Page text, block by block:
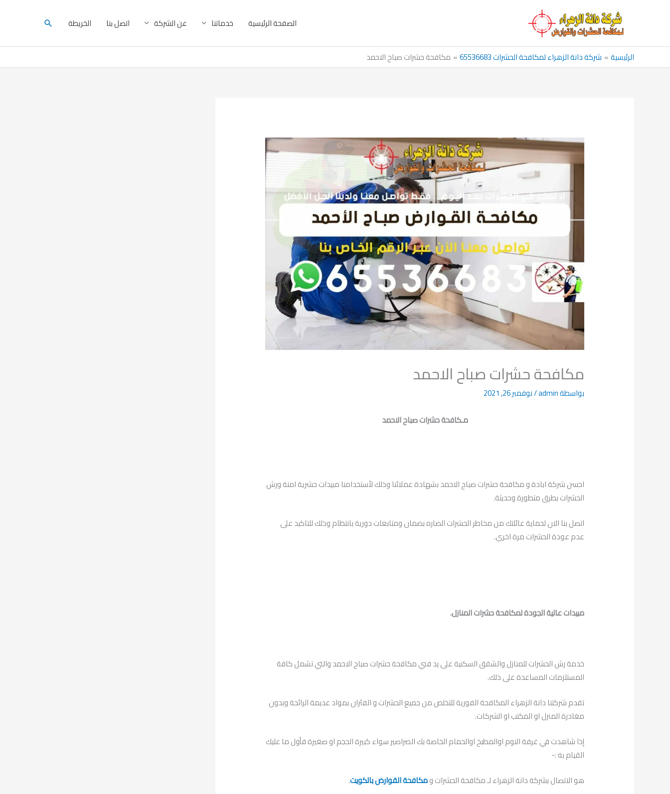
الصفحة الرئيسية خدماتنا عن الشركة اتصل بنا الخريطة البحث
الرئيسية شركة دانة الزهراء لمكافحة الحشرات 65536683 مكافحة حشرات صباح الاحمد
مكافحة حشرات صباح الاحمد
بواسطةadmin
/نوفمبر 26, 2021
مـكافحة حشرات صباح الاحمد
احسن شركة ابادة و مكافحة حشرات صباح الاحمد بشهادة عملائنا وذلك لأستخدامنا مبيدات حشرية امنة ورش
الحشرات بطرق متطورة وحديثة.
اتصل بنا الان لحماية عائلتك من مخاطر الحشرات الضاره بضمان ومتابعات دورية بانتظام وذلك للتاكيد على
عدم عودة الحشرات مرة اخري.
مبيدات عالية الجودة لمكافحة حشرات المنازل.
خدمة رش الحشرات للمنازل والشقق السكنية على يد فني مكافحة حشرات صباح الاحمد والتي تشمل كافة
المستلزمات المساعدة على ذلك.
تقدم شركتنا دانة الزهراء المكافحة الفورية للتخلص من جميع الحشرات و الفئران بمواد عديمة الرائحة وبدون
مغادرة المنزل او المكتب او الشركات.
إذا شاهدت في غرفة النوم اوالمطبخ اوالحمام الخاصة بك الصراصير سواء كبيرة الحجم او صغيرة فأول ما عليك
القيام به :-
هو الاتصال بشركة دانة الزهراء لـ مكافحة الحشرات ومكافحة القوارض بالكويت.